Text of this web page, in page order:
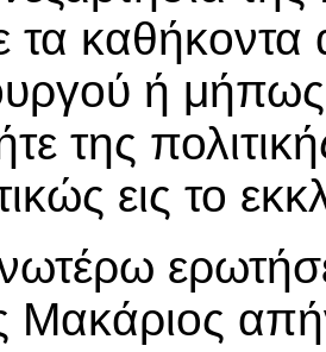
τα καθήκοντα
ή μήπως
της
εις το
Μακάριος